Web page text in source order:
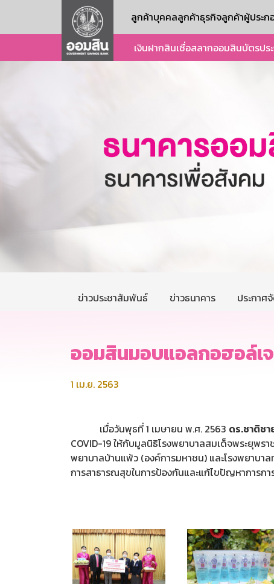
ลูกค้าบุคคลลูกค้าธุรกิจลูกค้าผู้ประก
เงินฝากสินเชื่อสลากออมสินบัตรปร
ข่าวประชาสัมพันธ์ ข่าวธนาคาร ประกาศ
ออมสินมอบแอลกอฮอล์เ
1 เม.ย. 2563
เมื่อวันพุธที่ 1 เมษายน พ.ศ. 2563 ดร.ชาติช
COVID-19 ให้กับมูลนิธิโรงพยาบาลสมเด็จพระยุพ
พยาบาลบ้านแพ้ว (องค์การมหาชน) และโรงพยาบ
การสาธารณสุขในการป้องกันและแก้ไขปัญหาการก